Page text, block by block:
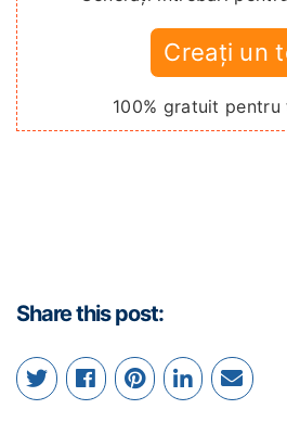
Creați un
100% gratuit pentru
Share this post: